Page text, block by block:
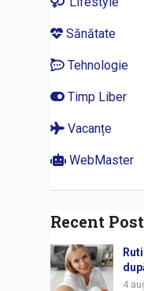
Sănătate
Tehnologie
Timp Liber
Vacanțe
WebMaster
Recent
4